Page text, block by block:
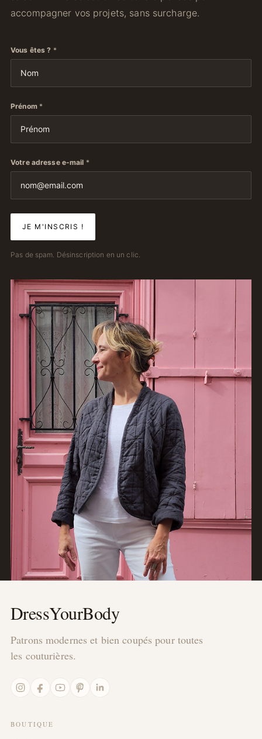
accompagner vos projets, sans surcharge.
Vous êtes ? *
Prénom *
Votre adresse e-mail *
Pas de spam. Désinscription en un clic.
DressYourBody
Patrons modernes et bien coupés pour toutes
les couturières.
InstagramFacebookYouTubePinterestLinkedIn
BOUTIQUE